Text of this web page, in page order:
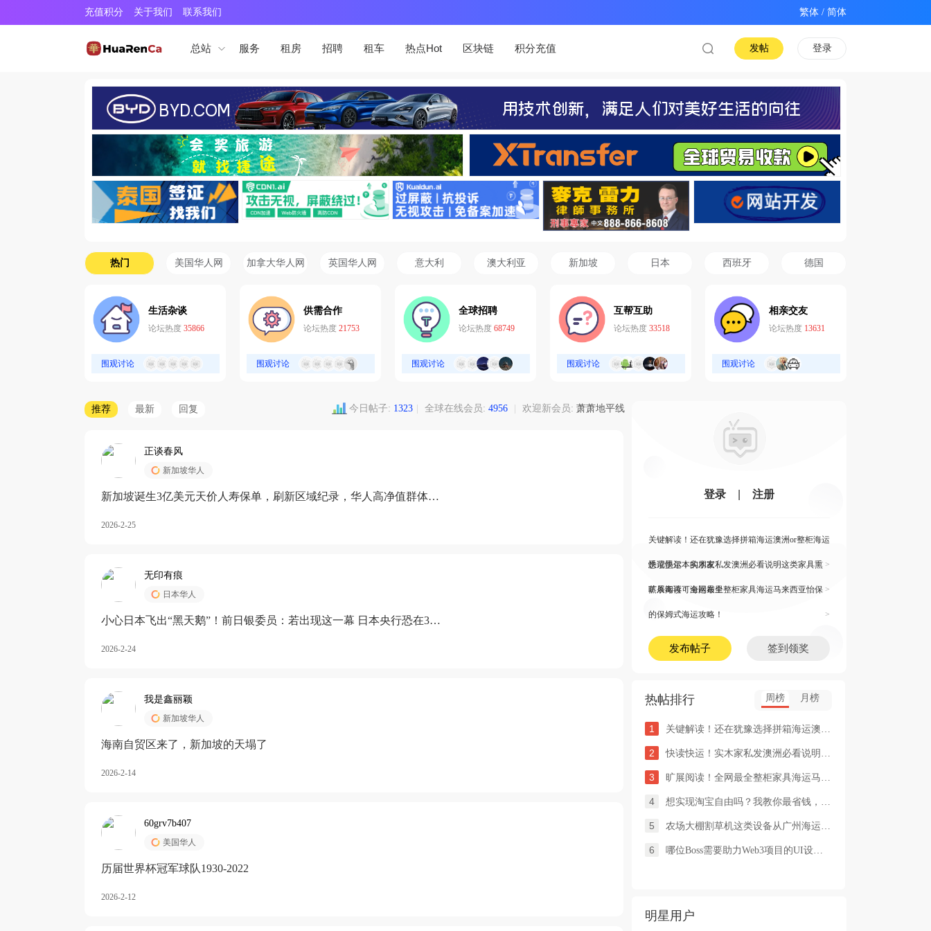
充值积分 关于我们 联系我们 /
总站 服务 租房 招聘 租车 热点Hot 区块链 积分充值 登录
发帖
热门 美国华人网 加拿大华人网 英国华人网 意大利 澳大利亚 新加坡 日本 西班牙 德国
生活杂谈
论坛热度 35866
围观讨论
供需合作
论坛热度 21753
围观讨论
全球招聘
论坛热度 68749
围观讨论
互帮互助
论坛热度 33518
围观讨论
相亲交友
论坛热度 13631
围观讨论
推荐 最新 回复 今日帖子: 1323 全球在线会员: 4956 欢迎新会员: 萧萧地平线
正谈春风
新加坡华人
新加坡诞生3亿美元天价人寿保单，刷新区域纪录，华人高净值群体成
2026-2-25
无印有痕
日本华人
小心日本飞出“黑天鹅”！前日银委员：若出现这一幕 日本央行恐在3月
2026-2-24
我是鑫丽颖
新加坡华人
海南自贸区来了，新加坡的天塌了
2026-2-14
60grv7b407
美国华人
历届世界杯冠军球队1930-2022
2026-2-12
登录 注册
关键解读！还在犹豫选择拼箱海运澳洲or整柜海运
悉尼墨尔本的朋友 >
快读快运！实木家私发澳洲必看说明这类家具熏
蒸杀毒再可海运布里 >
旷展阅读！全网最全整柜家具海运马来西亚怡保
的保姆式海运攻略！ >
发布帖子 签到领奖
热帖排行 周榜 月榜
1 关键解读！还在犹豫选择拼箱海运澳洲or整柜海运悉尼墨尔本的朋友
2 快读快运！实木家私发澳洲必看说明这类家具熏蒸杀毒再可海运布里
3 旷展阅读！全网最全整柜家具海运马来西亚怡保的保姆式海运攻略！
4 想实现淘宝自由吗？我教你最省钱，最方便的方法
5 农场大棚割草机这类设备从广州海运到澳洲堪培拉过海关需要提供什
6 哪位Boss需要助力Web3项目的UI设计，或qian
明星用户